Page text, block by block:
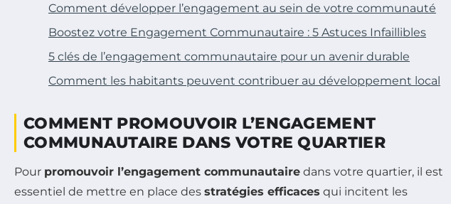
Comment développer l’engagement au sein de votre communauté
Boostez votre Engagement Communautaire : 5 Astuces Infaillibles
5 clés de l’engagement communautaire pour un avenir durable
Comment les habitants peuvent contribuer au développement local
COMMENT PROMOUVOIR L’ENGAGEMENT
COMMUNAUTAIRE DANS VOTRE QUARTIER
Pour promouvoir l’engagement communautaire dans votre quartier, il est
essentiel de mettre en place des stratégies efficaces qui incitent les